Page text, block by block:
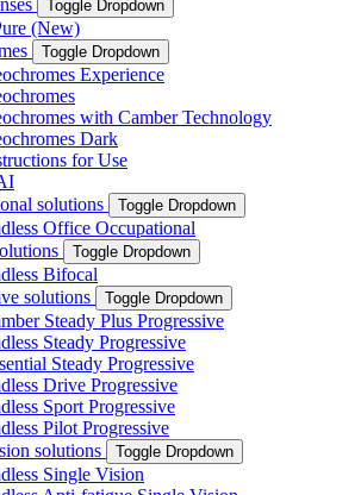
Toggle Dropdown
(New)
Toggle Dropdown
Experience
with Camber Technology
Dark
for Use
solutions
Toggle Dropdown
Office Occupational
Toggle Dropdown
Bifocal
solutions
Toggle Dropdown
Steady Plus Progressive
Steady Progressive
Steady Progressive
Drive Progressive
Sport Progressive
Pilot Progressive
solutions
Toggle Dropdown
Single Vision